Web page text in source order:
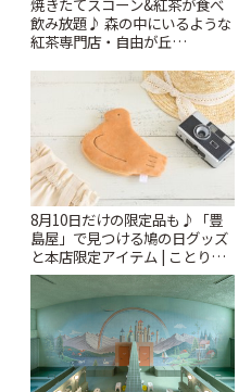
焼きたてスコーン&紅茶が食べ
飲み放題♪ 森の中にいるような
紅茶専門店・自由が丘
時間 | ことりっぷ
8月10日だけの限定品も♪「豊
島屋」で見つける鳩の日グッズ
と本店限定アイテム | ことりっ
ぷ